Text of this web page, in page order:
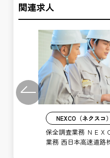
関連求人
Previous
NEXCO（ネクスコ
保全調査業務 ＮＥＸ
業務 西日本高速道路